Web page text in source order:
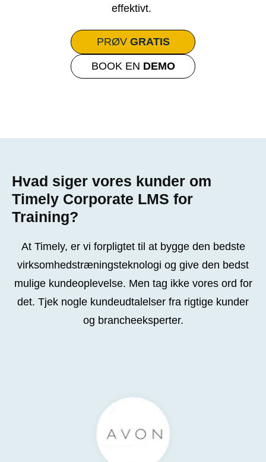
effektivt.
PRØV GRATIS
BOOK EN DEMO
Hvad siger vores kunder om
Timely Corporate LMS for
Training?
At Timely, er vi forpligtet til at bygge den bedste
virksomhedstræningsteknologi og give den bedst
mulige kundeoplevelse. Men tag ikke vores ord for
det. Tjek nogle kundeudtalelser fra rigtige kunder
og brancheeksperter.